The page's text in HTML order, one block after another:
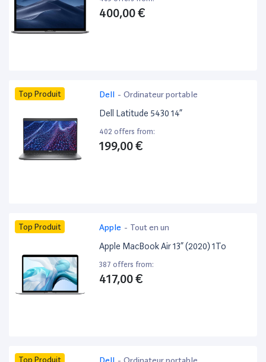
400,00 €
Top Produit Dell - Ordinateur portable
Dell Latitude 5430 14”
402 offers from:
199,00 €
Top Produit Apple - Tout en un
Apple MacBook Air 13” (2020) 1To
387 offers from:
417,00 €
Top Produit